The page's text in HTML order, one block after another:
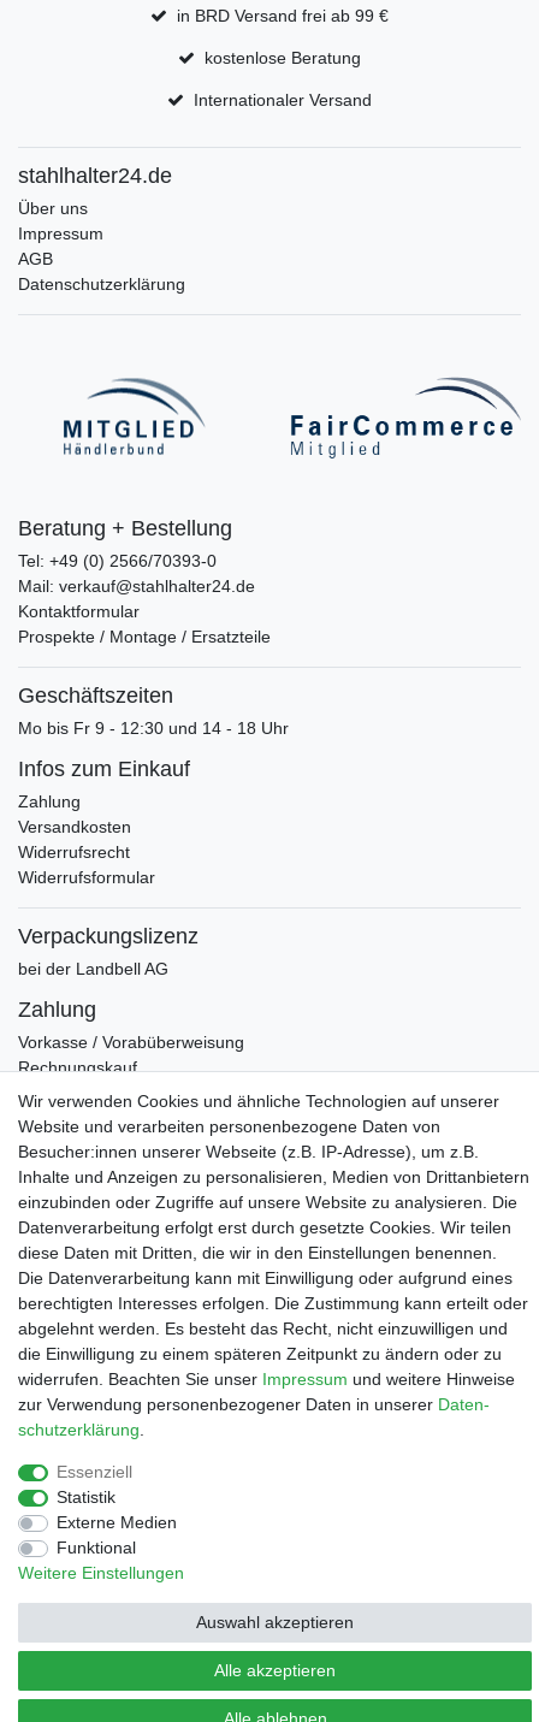
in BRD Versand frei ab 99 €
kostenlose Beratung
Internationaler Versand
stahlhalter24.de
Über uns
Impressum
AGB
Datenschutzerklärung
Beratung + Bestellung
Tel: +49 (0) 2566/70393-0
Mail: verkauf@stahlhalter24.de
Kontaktformular
Prospekte / Montage / Ersatzteile
Geschäftszeiten
Mo bis Fr 9 - 12:30 und 14 - 18 Uhr
Infos zum Einkauf
Zahlung
Versandkosten
Widerrufsrecht
Widerrufsformular
Verpackungslizenz
bei der Landbell AG
Zahlung
Vorkasse / Vorabüberweisung
Rechnungskauf
PayPal (inkl. Kreditkarten)
Impressum Daten­schutz­erklärung AGB
Barrierefreiheitserklärung Widerrufs­recht
© Copyright 2026 | Alle Rechte vorbehalten.
Wir verwenden Cookies und ähnliche Technologien auf unserer
Website und verarbeiten personenbezogene Daten von
Besucher:innen unserer Webseite (z.B. IP-Adresse), um z.B.
Inhalte und Anzeigen zu personalisieren, Medien von Drittanbietern
einzubinden oder Zugriffe auf unsere Website zu analysieren. Die
Datenverarbeitung erfolgt erst durch gesetzte Cookies. Wir teilen
diese Daten mit Dritten, die wir in den Einstellungen benennen.
Die Datenverarbeitung kann mit Einwilligung oder aufgrund eines
berechtigten Interesses erfolgen. Die Zustimmung kann erteilt oder
abgelehnt werden. Es besteht das Recht, nicht einzuwilligen und
die Einwilligung zu einem späteren Zeitpunkt zu ändern oder zu
widerrufen. Beachten Sie unser Impressum und weitere Hinweise
zur Verwendung personenbezogener Daten in unserer Daten­
schutz­erklärung
Essenziell
Statistik
Externe Medien
Funktional
Weitere Einstellungen
Alle akzeptieren
Auswahl akzeptieren